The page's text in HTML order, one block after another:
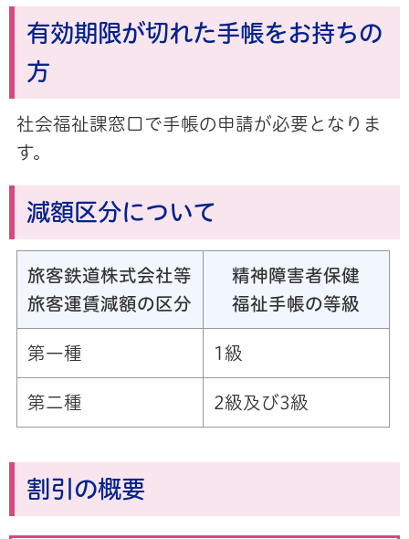
有効期限が切れた手帳をお持ちの
方
社会福祉課窓口で手帳の申請が必要となりま
す。
減額区分について
旅客鉄道株式会社等
旅客運賃減額の区分
精神障害者保健
福祉手帳の等級
第一種 1級
第二種 2級及び3級
割引の概要